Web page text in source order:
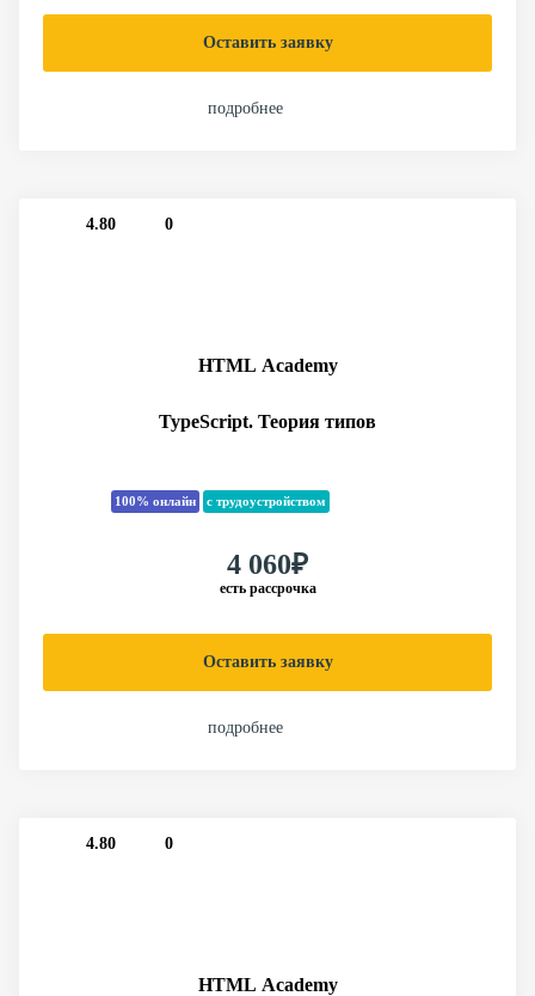
Оставить заявку
подробнее
4.80 0
HTML Academy
TypeScript. Теория типов
100% онлайн с трудоустройством
4 060₽
есть рассрочка
Оставить заявку
подробнее
4.80 0
HTML Academy